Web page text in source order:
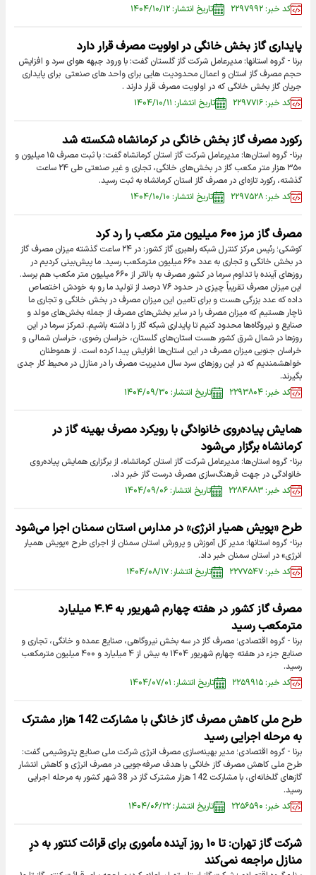
کد خبر: ۲۲۹۷۹۹۲
تاریخ انتشار: ۱۴۰۴/۱۰/۱۲
پایداری گاز بخش خانگی در اولویت مصرف قرار دارد
برنا - گروه استانها: مدیرعامل شرکت گاز گلستان گفت: با ورود جبهه هوای سرد و افزایش
حجم مصرف گاز استان و اعمال محدودیت هایی برای واحد های صنعتی برای پایداری
جریان گاز بخش خانگی که در اولویت مصرف قرار دارند .
کد خبر: ۲۲۹۷۷۱۶
تاریخ انتشار: ۱۴۰۴/۱۰/۱۱
رکورد مصرف گاز بخش خانگی در کرمانشاه شکسته شد
برنا- گروه استان‌ها: مدیرعامل شرکت گاز استان کرمانشاه گفت: با ثبت مصرف ۱۵ میلیون و
۳۵۰ هزار متر مکعب گاز در بخش‌های خانگی، تجاری و غیر صنعتی طی ۲۴ ساعت
گذشته، رکورد تازه‌ای در مصرف گاز استان کرمانشاه به ثبت رسید.
کد خبر: ۲۲۹۷۵۲۸
تاریخ انتشار: ۱۴۰۴/۱۰/۱۰
مصرف گاز مرز ۶۰۰ میلیون متر مکعب را رد کرد
کوشکی؛ رئیس مرکز کنترل شبکه راهبری گاز کشور: در ۲۴ ساعت گذشته میزان مصرف گاز
در بخش خانگی و تجاری به عدد ۶۶۰ میلیون مترمکعب رسید. ما پیش‌بینی کردیم در
روزهای آینده با تداوم سرما در کشور مصرف به بالاتر از ۶۶۰ میلیون متر مکعب هم برسد.
این میزان مصرف تقریباً چیزی در حدود ۷۶ درصد از تولید ما رو به خودش اختصاص
داده که عدد بزرگی هست و برای تامین این میزان مصرف در بخش خانگی و تجاری ما
ناچار هستیم که میزان مصرف را در سایر بخش‌های مصرف از جمله بخش‌های مولد و
صنایع و نیروگاه‌ها محدود کنیم تا پایداری شبکه گاز را داشته باشیم. تمرکز سرما در این
روزها در شمال شرق کشور هست استان‌های گلستان، خراسان رضوی، خراسان شمالی و
خراسان جنوبی میزان مصرف در این استان‌ها افزایش پیدا کرده است. از هموطنان
خواهشمندیم که در این روزهای سرد سال مدیریت مصرف را در منازل در محیط کار جدی
بگیرند.
کد خبر: ۲۲۹۳۸۰۴
تاریخ انتشار: ۱۴۰۴/۰۹/۳۰
همایش پیاده‌روی خانوادگی با رویکرد مصرف بهینه گاز در
کرمانشاه برگزار می‌شود
برنا- گروه استان‌ها: مدیرعامل شرکت گاز استان کرمانشاه، از برگزاری همایش پیاده‌روی
خانوادگی در جهت فرهنگ‌سازی مصرف درست گاز خبر داد.
کد خبر: ۲۲۸۴۸۸۳
تاریخ انتشار: ۱۴۰۴/۰۹/۰۶
طرح «پویش همیار انرژی» در مدارس استان سمنان اجرا می‌شود
برنا- گروه استانها: مدیر کل آموزش و پرورش استان سمنان از اجرای طرح «پویش همیار
انرژی» در استان سمنان خبر داد.
کد خبر: ۲۲۷۷۵۴۷
تاریخ انتشار: ۱۴۰۴/۰۸/۱۷
مصرف گاز کشور در هفته چهارم شهریور به ۴.۴ میلیارد
مترمکعب رسید
برنا - گروه اقتصادی؛ مصرف گاز در سه بخش نیروگاهی، صنایع عمده و خانگی، تجاری و
صنایع جزء در هفته چهارم شهریور ۱۴۰۴ به بیش از ۴ میلیارد و ۴۰۰ میلیون مترمکعب
رسید.
کد خبر: ۲۲۵۹۹۱۵
تاریخ انتشار: ۱۴۰۴/۰۷/۰۱
طرح ملی کاهش مصرف گاز خانگی با مشارکت 142 هزار مشترک
به مرحله اجرایی رسید
برنا - گروه اقتصادی؛ مدیر بهینه‌سازی مصرف انرژی شرکت ملی صنایع پتروشیمی گفت:
طرح ملی کاهش مصرف گاز خانگی با هدف صرفه‌جویی در مصرف انرژی و کاهش انتشار
گازهای گلخانه‌ای، با مشارکت 142 هزار مشترک گاز در 38 شهر کشور به مرحله اجرایی
رسید.
کد خبر: ۲۲۵۶۵۹۰
تاریخ انتشار: ۱۴۰۴/۰۶/۲۲
شرکت گاز تهران: تا ۱۰ روز آینده‌ مأموری برای قرائت کنتور به درِ
منازل مراجعه نمی‌کند